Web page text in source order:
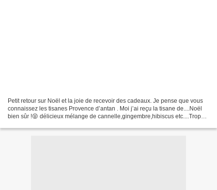
Petit retour sur Noël et la joie de recevoir des cadeaux. Je pense que vous
connaissez les tisanes Provence d’antan . Moi j’ai reçu la tisane de....Noël
bien sûr !😝 délicieux mélange de cannelle,gingembre,hibiscus etc....Trop